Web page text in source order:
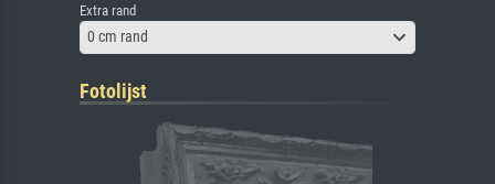
Extra rand
0 cm rand
Fotolijst